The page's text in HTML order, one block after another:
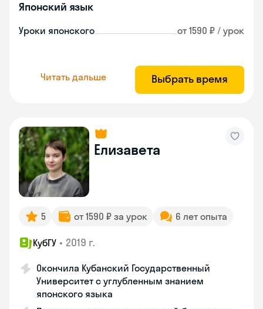
Японский язык
Уроки японского от 1590 ₽ / урок
Читать дальше Выбрать время
Елизавета
5 от 1590 ₽ за урок 6 лет опыта
КубГУ • 2019 г.
Окончила Кубанский Государственный
Университет с углубленным знанием
японского языка